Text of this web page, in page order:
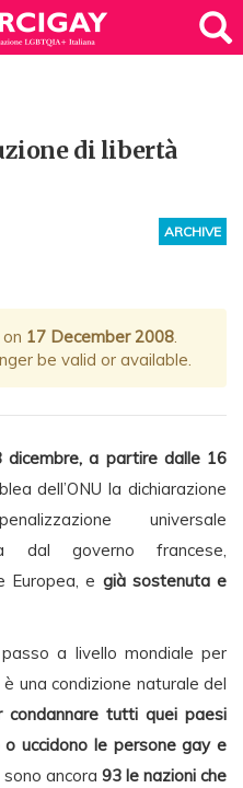
di libertà
ARCHIVE
17 December 2008.
be valid or available.
dicembre, a partire dalle 16
dell’ONU la dichiarazione
universale
dal governo francese,
Europea, e già sostenuta e
a livello mondiale per
una condizione naturale del
condannare tutti quei paesi
o uccidono le persone gay e
ancora 93 le nazioni che